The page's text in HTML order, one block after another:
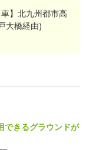
】北九州都市高
大橋経由)
できるグラウンドが